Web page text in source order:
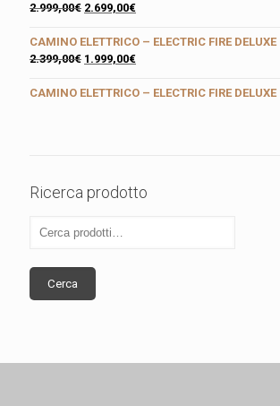
2.999,00€ 2.699,00€
CAMINO ELETTRICO – ELECTRIC FIRE DELUXE
2.399,00€ 1.999,00€
CAMINO ELETTRICO – ELECTRIC FIRE DELUXE
Ricerca prodotto
Cerca